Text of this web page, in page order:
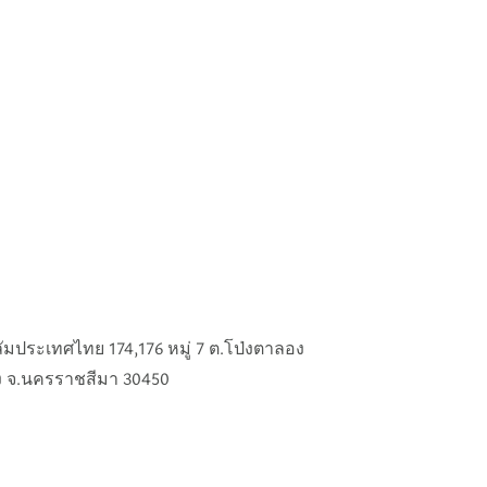
ระเทศไทย 174,176 หมู่ 7 ต.โป่งตาลอง
จ.นครราชสีมา 30450